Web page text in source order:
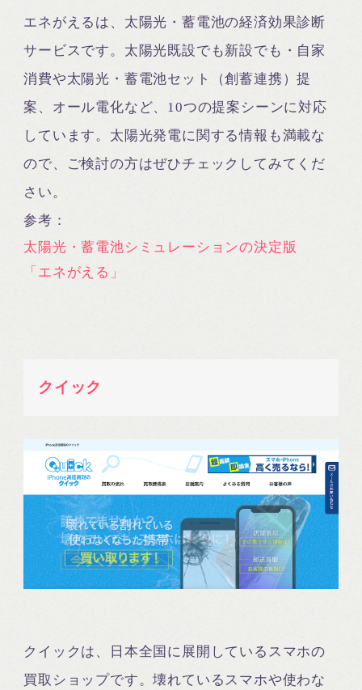
エネがえるは、太陽光・蓄電池の経済効果診断
サービスです。太陽光既設でも新設でも・自家
消費や太陽光・蓄電池セット（創蓄連携）提
案、オール電化など、10つの提案シーンに対応
しています。太陽光発電に関する情報も満載な
ので、ご検討の方はぜひチェックしてみてくだ
さい。
参考：
太陽光・蓄電池シミュレーションの決定版
「エネがえる」
クイック
クイックは、日本全国に展開しているスマホの
買取ショップです。壊れているスマホや使わな